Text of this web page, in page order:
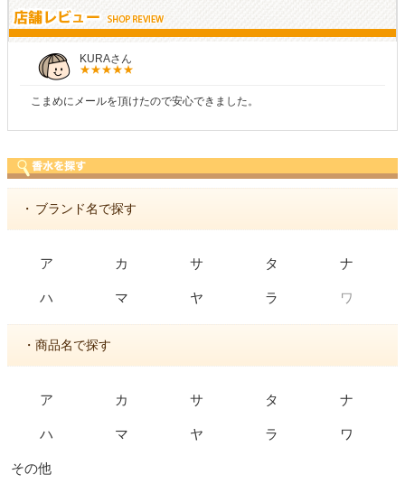
KURAさん
こまめにメールを頂けたので安心できました。
・ ブランド名で探す
ア カ サ タ ナ
ハ マ ヤ ラ ワ
・商品名で探す
ア カ サ タ ナ
ハ マ ヤ ラ ワ
その他